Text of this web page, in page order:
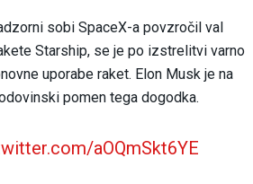
sobi SpaceX-a povzročil val
Starship, se je po izstrelitvi varno
uporabe raket. Elon Musk je na
pomen tega dogodka.
aOQmSkt6YE